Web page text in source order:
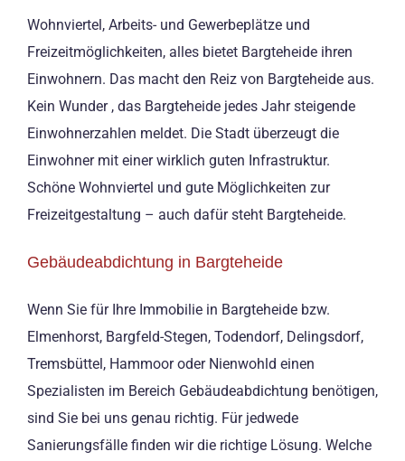
Wohnviertel, Arbeits- und Gewerbeplätze und
Freizeitmöglichkeiten, alles bietet Bargteheide ihren
Einwohnern. Das macht den Reiz von Bargteheide aus.
Kein Wunder , das Bargteheide jedes Jahr steigende
Einwohnerzahlen meldet. Die Stadt überzeugt die
Einwohner mit einer wirklich guten Infrastruktur.
Schöne Wohnviertel und gute Möglichkeiten zur
Freizeitgestaltung – auch dafür steht Bargteheide.
Gebäudeabdichtung in Bargteheide
Wenn Sie für Ihre Immobilie in Bargteheide bzw.
Elmenhorst, Bargfeld-Stegen, Todendorf, Delingsdorf,
Tremsbüttel, Hammoor oder Nienwohld einen
Spezialisten im Bereich Gebäudeabdichtung benötigen,
sind Sie bei uns genau richtig. Für jedwede
Sanierungsfälle finden wir die richtige Lösung. Welche